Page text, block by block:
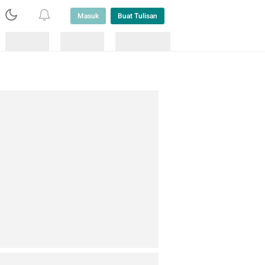
Masuk Buat Tulisan